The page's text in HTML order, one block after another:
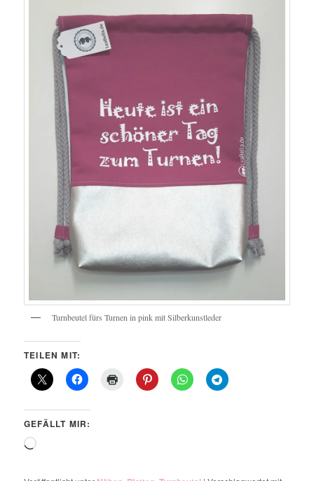
Turnbeutel fürs Turnen in pink mit Silberkunstleder
TEILEN MIT:
GEFÄLLT MIR:
Wird